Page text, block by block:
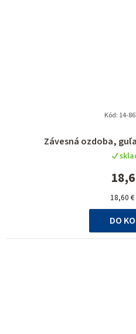
Závesná ozdoba,
cena:
18,60
DO
Kód: 14-